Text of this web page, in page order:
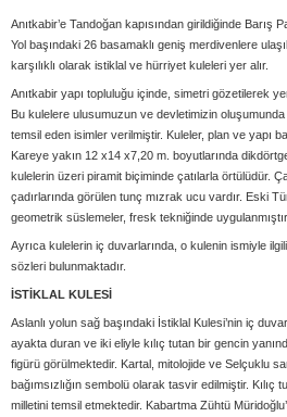
Anıtkabir’e Tandoğan kapısından girildiğinde Barış
Yol başındaki 26 basamaklı geniş merdivenlere
karşılıklı olarak istiklal ve hürriyet kuleleri yer alır.
Anıtkabir yapı topluluğu içinde, simetri gözetilerek
Bu kulelere ulusumuzun ve devletimizin
temsil eden isimler verilmiştir. Kuleler, plan ve yapı
Kareye yakın 12 x14 x7,20 m. boyutlarında
kulelerin üzeri piramit biçiminde çatılarla örtülüdür.
çadırlarında görülen tunç mızrak ucu vardır. Eski
geometrik süslemeler, fresk tekniğinde uygulanmıştır.
Ayrıca kulelerin iç duvarlarında, o kulenin ismiyle
sözleri bulunmaktadır.
İSTİKLAL KULESİ
Aslanlı yolun sağ başındaki İstiklal Kulesi’nin iç
ayakta duran ve iki eliyle kılıç tutan bir gencin
figürü görülmektedir. Kartal, mitolojide ve Selçuklu
bağımsızlığın sembolü olarak tasvir edilmiştir.
milletini temsil etmektedir. Kabartma Zühtü